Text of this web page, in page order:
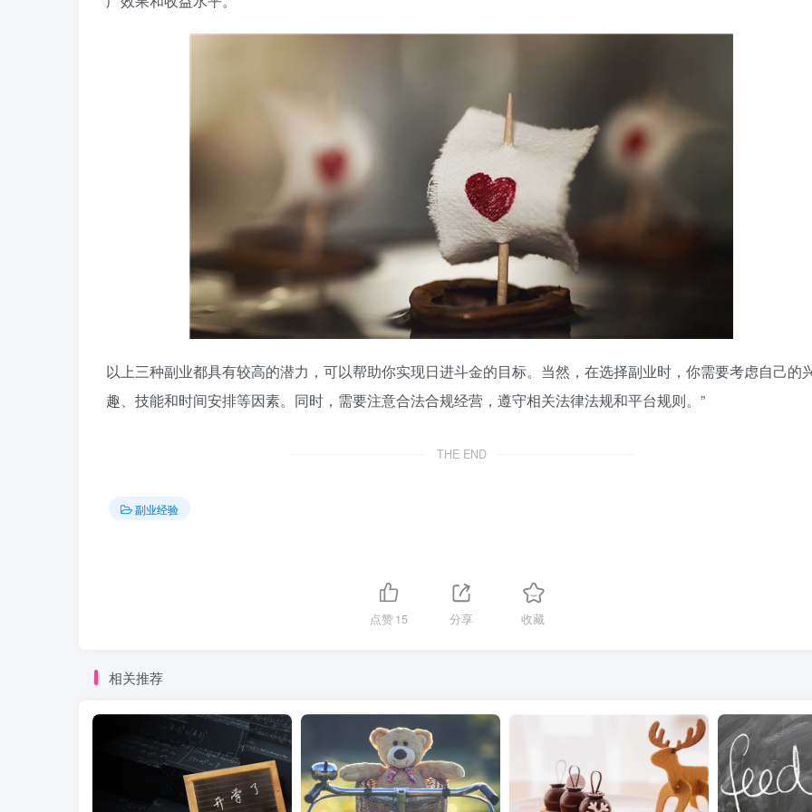
以上三种副业都具有较高的潜力，可以帮助你实现日进斗金的目标。当然，在选择副业时，你需要考虑自己的
趣、技能和时间安排等因素。同时，需要注意合法合规经营，遵守相关法律法规和平台规则。”
THE END
副业经验
点赞15 分享 收藏
相关推荐